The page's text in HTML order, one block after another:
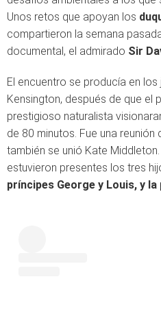
Unos retos que apoyan los
compartieron la semana
documental, el admirado Sir
El encuentro se producía en
Kensington, después de que el
prestigioso naturalista
de 80 minutos. Fue una
también se unió Kate
estuvieron presentes los tres
príncipes George y Louis, y